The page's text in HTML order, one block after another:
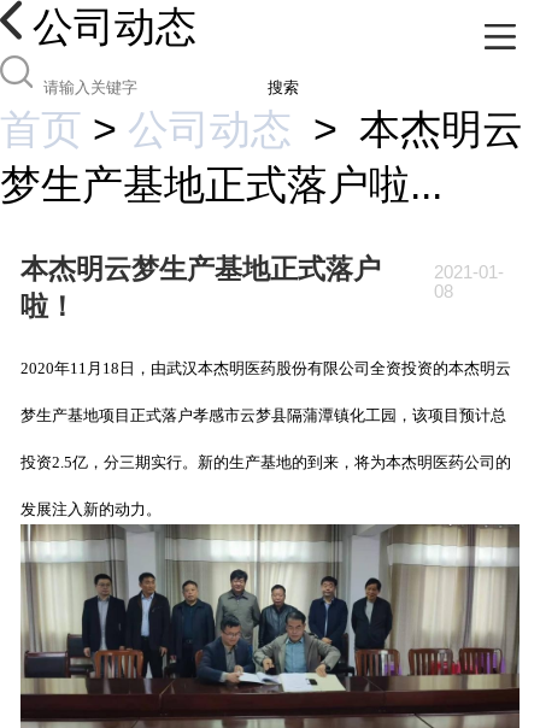
公司动态
搜索
首页 > 公司动态 > 本杰明云
梦生产基地正式落户啦...
本杰明云梦生产基地正式落户
啦！
2021-01-
08
2020年11月18日，由武汉本杰明医药股份有限公司全资投资的本杰明云
梦生产基地项目正式落户孝感市云梦县隔蒲潭镇化工园，该项目预计总
投资2.5亿，分三期实行。新的生产基地的到来，将为本杰明医药公司的
发展注入新的动力。